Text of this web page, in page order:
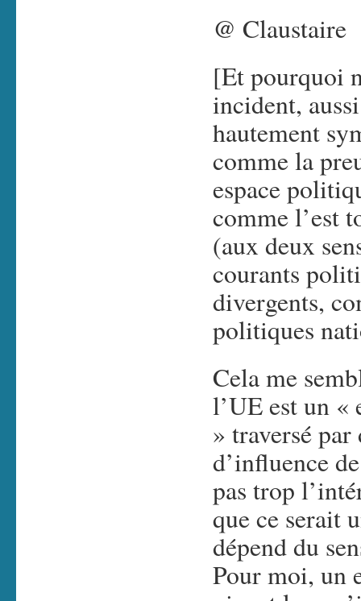
@ Claustaire
[Et pourquoi
incident,
hautement
comme la
espace
comme l’est
(aux deux
courants
divergents,
politiques
Cela me
l’UE est un
» traversé
d’influence
pas trop
que ce serait
dépend du
Pour moi, un